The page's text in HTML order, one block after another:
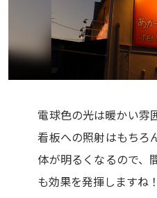
電球色の光は暖かい雰
看板への照射はもちろ
体が明るくなるので、
も効果を発揮しますね！